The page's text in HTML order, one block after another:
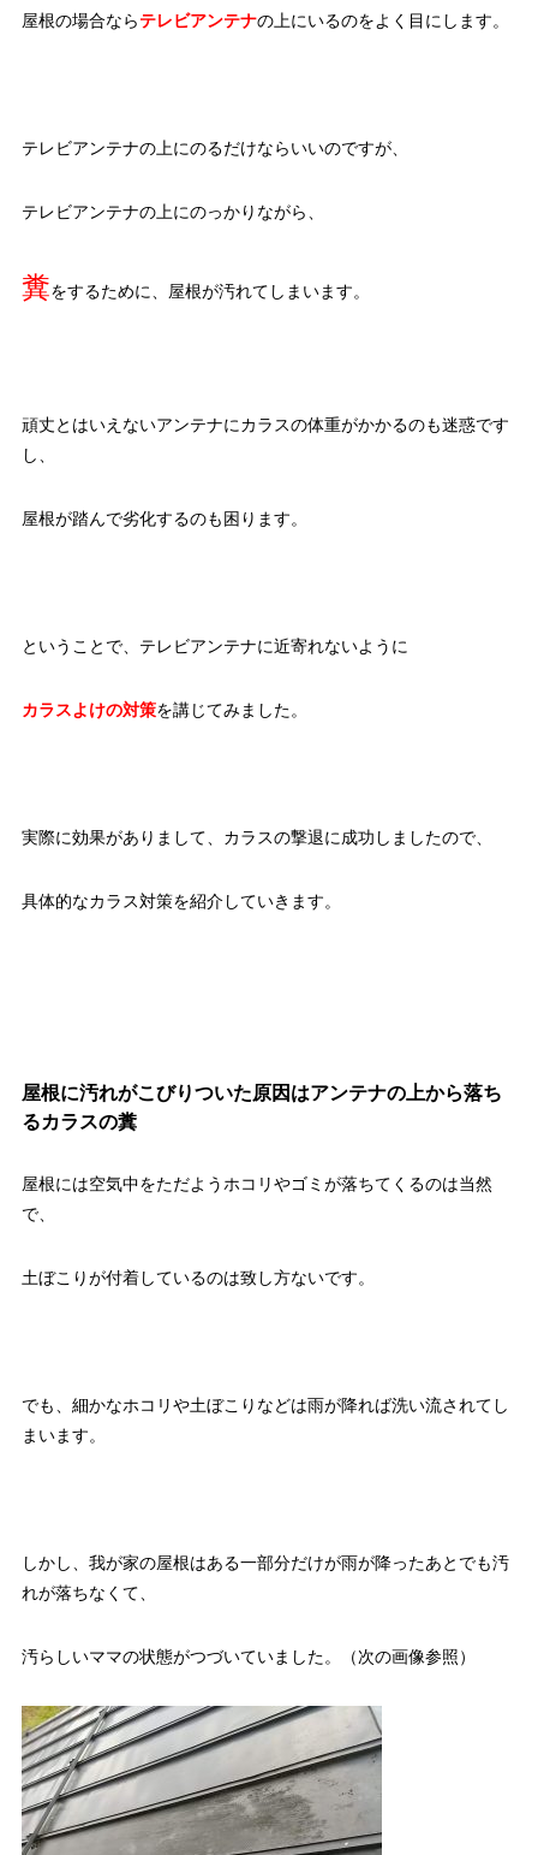
屋根の場合ならテレビアンテナの上にいるのをよく目にします。
テレビアンテナの上にのるだけならいいのですが、
テレビアンテナの上にのっかりながら、
糞をするために、屋根が汚れてしまいます。
頑丈とはいえないアンテナにカラスの体重がかかるのも迷惑です
し、
屋根が踏んで劣化するのも困ります。
ということで、テレビアンテナに近寄れないように
カラスよけの対策を講じてみました。
実際に効果がありまして、カラスの撃退に成功しましたので、
具体的なカラス対策を紹介していきます。
屋根に汚れがこびりついた原因はアンテナの上から落ち
るカラスの糞
屋根には空気中をただようホコリやゴミが落ちてくるのは当然
で、
土ぼこりが付着しているのは致し方ないです。
でも、細かなホコリや土ぼこりなどは雨が降れば洗い流されてし
まいます。
しかし、我が家の屋根はある一部分だけが雨が降ったあとでも汚
れが落ちなくて、
汚らしいママの状態がつづいていました。（次の画像参照）